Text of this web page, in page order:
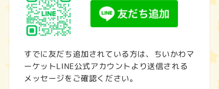
すでに友だち追加されている方は、ちいかわマ
ーケットLINE公式アカウントより送信される
メッセージをご確認ください。